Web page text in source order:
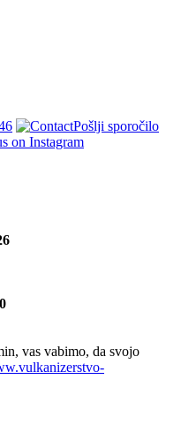
Pošlji sporočilo
vas vabimo, da svojo